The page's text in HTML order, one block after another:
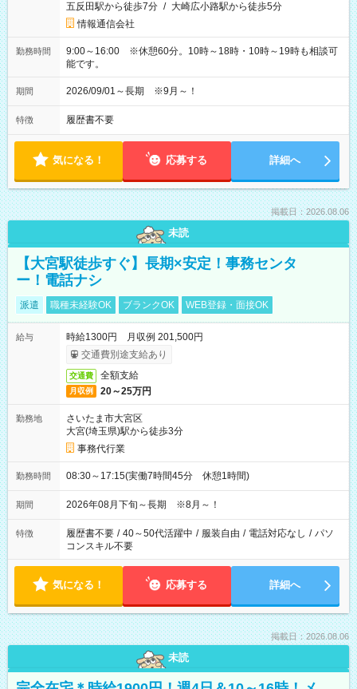
五反田駅から徒歩7分 / 大崎広小路駅から徒歩5分
情報通信会社
勤務時間
9:00～16:00 ※休憩60分。10時～18時・10時～19時も相談可
能です。
期間 2026/09/01～長期 ※9月～！
特徴 履歴書不要
気になる！ 応募する 詳細へ
掲載日：2026.08.06
未読
【大宮駅徒歩すぐ】長期×安定！事務センタ
ー！電話ナシ
派遣 職種未経験OK ブランクOK WEB登録・面接OK
給与
時給1300円 月収例 201,500円
交通費別途支給あり
交通費 全額支給
月収例 20～25万円
勤務地
さいたま市大宮区
大宮(埼玉県)駅から徒歩3分
事務代行業
勤務時間 08:30～17:15(実働7時間45分 休憩1時間)
期間 2026年08月下旬～長期 ※8月～！
特徴 履歴書不要 / 40～50代活躍中 / 服装自由 / 電話対応なし / パソ
コンスキル不要
気になる！ 応募する 詳細へ
掲載日：2026.08.06
未読